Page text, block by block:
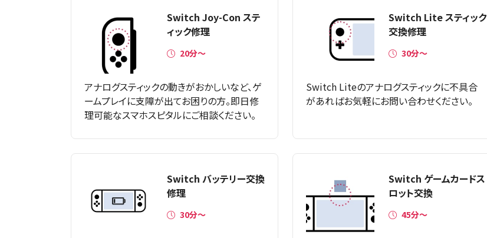
Switch Joy-Con ステ
ィック修理
20分〜
アナログスティックの動きがおかしいなど、ゲ
ームプレイに支障が出てお困りの方。即日修
理可能なスマホスピタルにご相談ください。
Switch Lite スティック
交換修理
30分〜
Switch Liteのアナログスティックに不具合
があればお気軽にお問い合わせください。
Switch バッテリー交換
修理
30分〜
Switch ゲームカードス
ロット交換
45分～